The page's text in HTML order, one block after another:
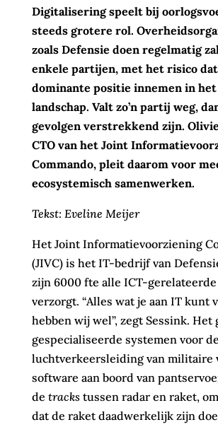
Digitalisering speelt bij
steeds grotere rol.
zoals Defensie doen regelmatig
enkele partijen, met het risico dat
dominante positie innemen in
landschap. Valt zo’npartij weg,
gevolgen verstrekkend zijn.
CTO van het Joint
Commando, pleit daarom voor
ecosystemisch samenwerken.
Tekst: Eveline Meijer
Het Joint Informatievoorziening
(JIVC) is het IT-bedrijf van
zijn 6000 fte alle ICT-gerelateerde
verzorgt. “Alles wat je aan IT kunt
hebben wij wel”, zegt Sessink. Het
gespecialiseerde systemen voor de
luchtverkeersleiding van militaire
software aan boord van
de trackstussen radar en raket,
dat de raket daadwerkelijk zijn